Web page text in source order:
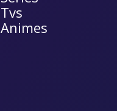
Tvs
Animes